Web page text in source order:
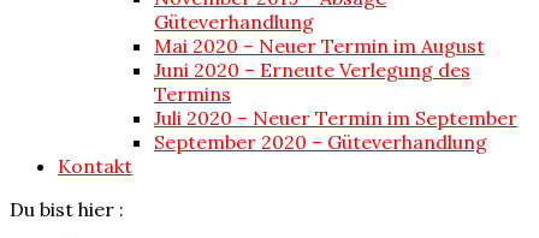
Güteverhandlung
Mai 2020 – Neuer Termin im August
Juni 2020 – Erneute Verlegung des
Termins
Juli 2020 – Neuer Termin im September
September 2020 – Güteverhandlung
Kontakt
Du bist hier :